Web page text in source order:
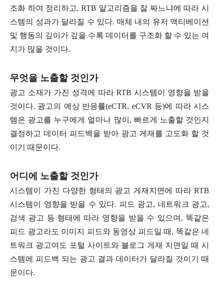
조화 하여 정리하고, RTB 알고리즘을 잘 짜느냐에 따라 시
스템의 성과가 달라질 수 있다. 매체 내의 유저 액티베이션
및 행동의 깊이가 깊을 수록 데이터를 구조화 할 수 있는 여
지가 많을 것이다.
무엇을 노출할 것인가
광고 소재가 가진 성격에 따라 RTB 시스템이 영향을 받을
것이다. 광고의 예상 반응률(eCTR, eCVR 등)에 따라 시스
템은 광고를 누구에게 얼마나 많이, 빠르게 노출할 것인지
결정하고 데이터 피드백을 받아 광고 게재를 고도화 할 것
이기 때문이다.
어디에 노출할 것인가
시스템이 가진 다양한 형태의 광고 게재지면에 따라 RTB
시스템이 영향을 받을 수 있다. 피드 광고, 네트워크 광고,
검색 광고 등 형태에 따라 영향을 받을 수 있으며, 똑같은
피드 광고라도 이미지 피드와 동영상 피드일 때, 똑같은 네
트워크 광고여도 포털 사이트와 블로그 게재 지면일 때 시
스템에 피드백 되는 광고 결과 데이터가 달라질 것이기 때
문이다.